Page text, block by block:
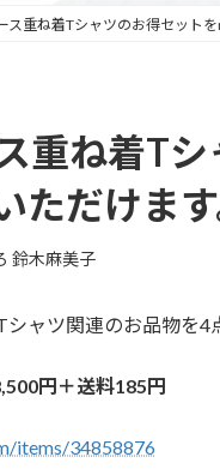
ス重ね着Tシャツのお得セット
重ね着T
だけます
鈴木麻美子
ャツ関連のお品物を4
円＋送料185円
items/34858876